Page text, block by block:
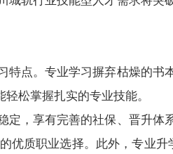
点。专业学习摒弃枯燥的书
松掌握扎实的专业技能。
，享有完善的社保、晋升体
质职业选择。此外，专业升